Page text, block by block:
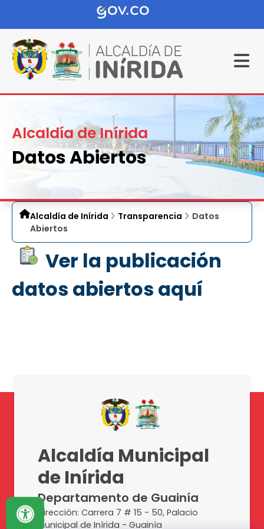
Alcaldía de Inírida
Datos Abiertos
Alcaldía de Inírida Transparencia
Datos
Abiertos
Ver la publicación
datos abiertos aquí
Alcaldía Municipal
de Inírida
Departamento de Guainía
Dirección: Carrera 7 # 15 - 50, Palacio
Municipal de Inírida - Guainía